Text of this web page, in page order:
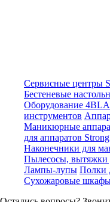
Сервисные центры
Бестеневые
Оборудование
инструментов
Маникюрные
для аппаратов Strong
Наконечники для
Пылесосы, вытяжки
Лампы-лупы Полки
Сухожаровые